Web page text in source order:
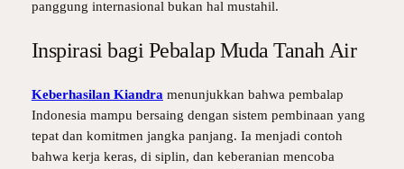
panggung internasional bukan hal mustahil.
Inspirasi bagi Pebalap Muda Tanah Air
Keberhasilan Kiandramenunjukkan bahwa pembalap
Indonesia mampu bersaing dengan sistem pembinaan yang
tepat dan komitmen jangka panjang. Ia menjadi contoh
bahwa kerja keras, di siplin, dan keberanian mencoba